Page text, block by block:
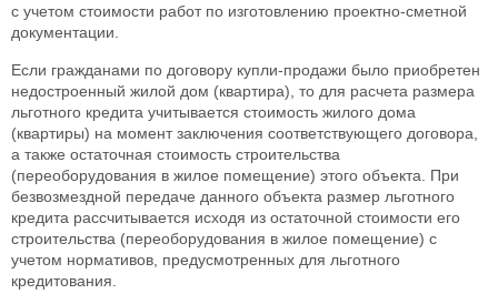
с учетом стоимости работ по изготовлению проектно-сметной
документации.
Если гражданами по договору купли-продажи было приобретен
недостроенный жилой дом (квартира), то для расчета размера
льготного кредита учитывается стоимость жилого дома
(квартиры) на момент заключения соответствующего договора,
а также остаточная стоимость строительства
(переоборудования в жилое помещение) этого объекта. При
безвозмездной передаче данного объекта размер льготного
кредита рассчитывается исходя из остаточной стоимости его
строительства (переоборудования в жилое помещение) с
учетом нормативов, предусмотренных для льготного
кредитования.